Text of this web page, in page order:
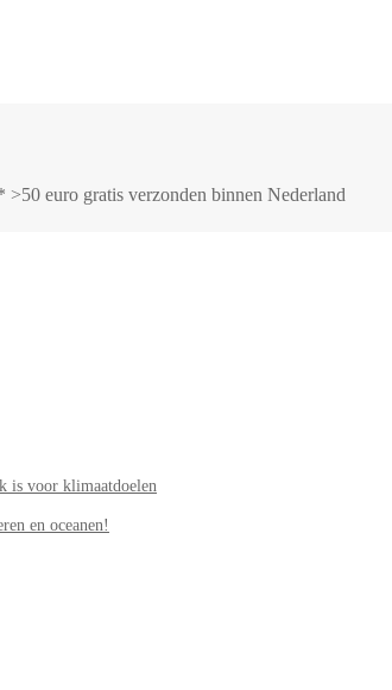
euro gratis verzonden binnen Nederland
is voor klimaatdoelen
en oceanen!